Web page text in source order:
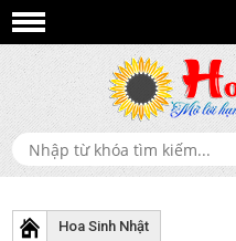
Hoa Sinh Nhật